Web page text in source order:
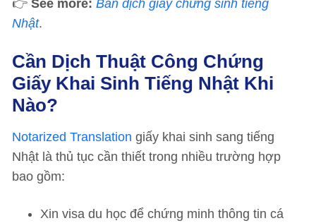
👉 See more: Bản dịch giấy chứng sinh tiếng
Nhật.
Cần Dịch Thuật Công Chứng
Giấy Khai Sinh Tiếng Nhật Khi
Nào?
Notarized Translation giấy khai sinh sang tiếng
Nhật là thủ tục cần thiết trong nhiều trường hợp
bao gồm:
Xin visa du học để chứng minh thông tin cá